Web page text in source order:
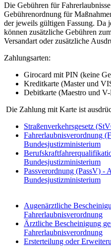
Die Gebühren für
Gebührenordnung für
der jeweils gültigen Fassung. Da
können zusätzliche Gebühren
Versandart oder zusätzliche
Zahlungsarten:
Girocard mit PIN (keine
Kreditkarte (Master und
Debitkarte (Maestro und
Die Zahlung mit Karte ist
Straßenverkehrsgesetz
Fahrerlaubnisverordnung
Bundesjustizministerium
Bundesjustizministerium
Passverordnung (PassV) -
Bundesjustizministerium
Augenärztliche
Fahrerlaubnisverordnung
Ärztliche Bescheinigung
Fahrerlaubnisverordnung
Ersterteilung oder